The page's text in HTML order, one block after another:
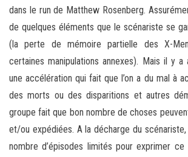
dans le run de Matthew Rosenberg.
de quelques éléments que le scénariste se
(la perte de mémoire partielle des X-
certaines manipulations annexes). Mais il y
une accélération qui fait que l’on a du mal à
des morts ou des disparitions et autres
groupe fait que bon nombre de choses
et/ou expédiées. A la décharge du
nombre d’épisodes limités pour exprimer